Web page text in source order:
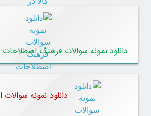
دانلود نمونه سوالات فرهنگ اصطلاحات
دانلود نمونه سوالات